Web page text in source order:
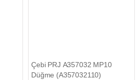
Çebi PRJ A357032 MP10
Düğme (A357032110)